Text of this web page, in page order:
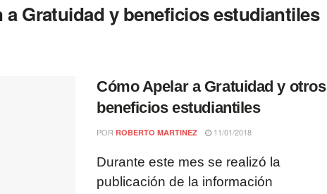
a Gratuidad y beneficios estudiantiles
Cómo Apelar a Gratuidad y otros
beneficios estudiantiles
POR ROBERTO MARTINEZ 11/01/2018
Durante este mes se realizó la
publicación de la información